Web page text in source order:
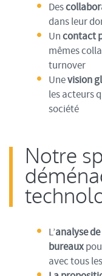
Des
dans leur
Uncontact
mêmes
turnover
Unevision
les acteurs
société
Notre
L’analyse
bureaux
avec tous